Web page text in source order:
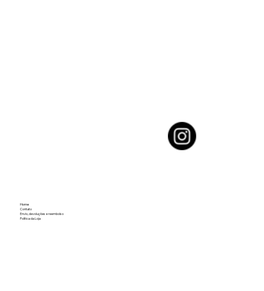
Home
Contato
Envio, devoluções e reembolso
Política da Loja